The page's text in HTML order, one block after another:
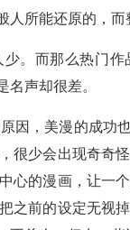
所能还原的，而
。而那么热门
声却很差。
因，美漫的成功
很少会出现奇奇
心的漫画，让一
之前的设定无视